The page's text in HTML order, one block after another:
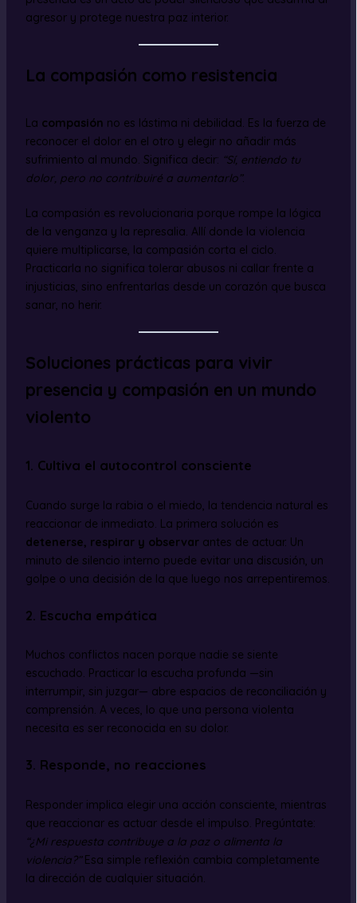
agresor y protege nuestra paz interior.
La compasión como resistencia
La compasión no es lástima ni debilidad. Es la fuerza de
reconocer el dolor en el otro y elegir no añadir más
sufrimiento al mundo. Significa decir: “Sí, entiendo tu
dolor, pero no contribuiré a aumentarlo”.
La compasión es revolucionaria porque rompe la lógica
de la venganza y la represalia. Allí donde la violencia
quiere multiplicarse, la compasión corta el ciclo.
Practicarla no significa tolerar abusos ni callar frente a
injusticias, sino enfrentarlas desde un corazón que busca
sanar, no herir.
Soluciones prácticas para vivir
presencia y compasión en un mundo
violento
1. Cultiva el autocontrol consciente
Cuando surge la rabia o el miedo, la tendencia natural es
reaccionar de inmediato. La primera solución es
detenerse, respirar y observarantes de actuar. Un
minuto de silencio interno puede evitar una discusión, un
golpe o una decisión de la que luego nos arrepentiremos.
2. Escucha empática
Muchos conflictos nacen porque nadie se siente
escuchado. Practicar la escucha profunda —sin
interrumpir, sin juzgar— abre espacios de reconciliación y
comprensión. A veces, lo que una persona violenta
necesita es ser reconocida en su dolor.
3. Responde, no reacciones
Responder implica elegir una acción consciente, mientras
que reaccionar es actuar desde el impulso. Pregúntate:
“¿Mi respuesta contribuye a la paz o alimenta la
violencia?”Esa simple reflexión cambia completamente
la dirección de cualquier situación.